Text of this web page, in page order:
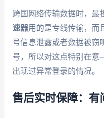
跨国网络传输数据时，最
速器用的是专线传输，而
号信息泄露或者数据被窃
号，所以对这点特别在
出现过异常登录的情况。
售后实时保障：有